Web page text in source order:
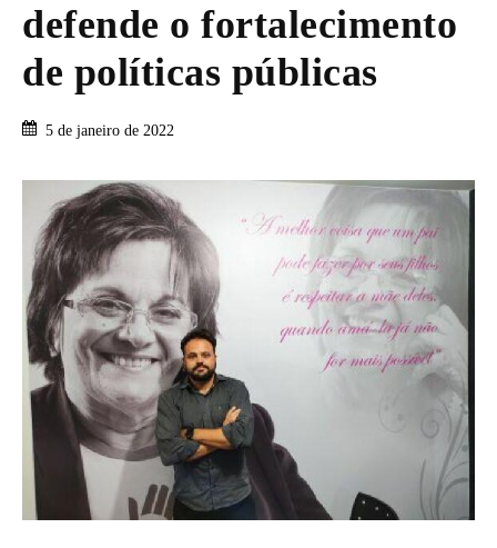
defende o fortalecimento
de políticas públicas
5 de janeiro de 2022